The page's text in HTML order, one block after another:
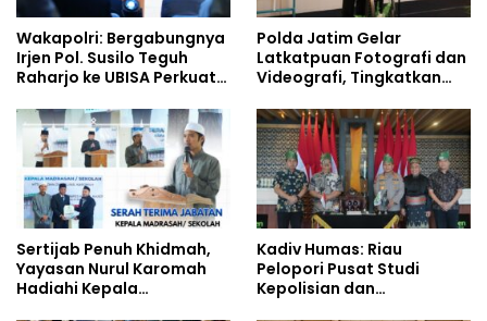
Wakapolri: Bergabungnya
Irjen Pol. Susilo Teguh
Raharjo ke UBISA Perkuat
Studi Kepolisian
Polda Jatim Gelar
Latkatpuan Fotografi dan
Videografi, Tingkatkan
Era Digital
Sertijab Penuh Khidmah,
Yayasan Nurul Karomah
Hadiahi Kepala
Kadiv Humas: Riau
Pelopori Pusat Studi
Kepolisian dan